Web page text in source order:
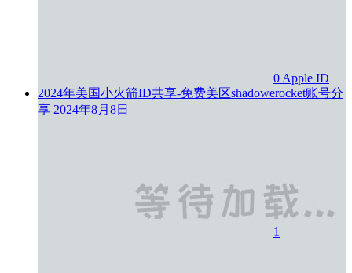
0 Apple ID
2024年美国小火箭ID共享-免费美区shadowerocket账号分
享 2024年8月8日
1